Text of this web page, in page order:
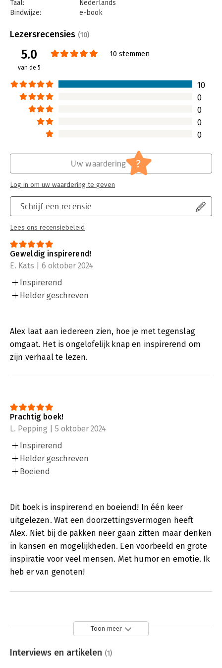
Taal:
Nederlands
Bindwijze:
e-book
Bestandsformaat:
epub
Uitgever:
Bertram + de Leeuw Uitgevers BV
Verschijningsdatum:
Hoofdrubriek:
Lezersrecensies (10)
5.0
van de 5
10 stemmen
10
0
0
0
0
Schrijf een recensie
Lees ons recensiebeleid
Uw waardering ?
Log in om uw waardering te geven
Geweldig inspirerend!
E. Kats | 6 oktober 2024
Inspirerend
Helder geschreven
Alex laat aan iedereen zien, hoe je met tegenslag
omgaat. Het is ongelofelijk knap en inspirerend om
zijn verhaal te lezen.
Prachtig boek!
L. Pepping | 5 oktober 2024
Inspirerend
Helder geschreven
Boeiend
Dit boek is inspirerend en boeiend! In één keer
uitgelezen. Wat een doorzettingsvermogen heeft
Alex. Niet bij de pakken neer gaan zitten maar denken
in kansen en mogelijkheden. Een voorbeeld en grote
inspiratie voor veel mensen. Met humor en emotie. Ik
heb er van genoten!
Toon meer
Interviews en artikelen (1)